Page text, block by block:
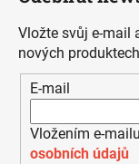
Vložte svůj e-mail
nových
E-mail
Vložením e-
osobních údajů